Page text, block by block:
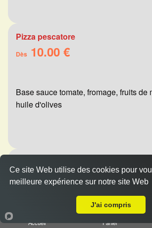
Pizza pescatore
Dès 10.00 €
Base sauce tomate, fromage, fruits de
huile d'olives
Dès10.00 €
Base sauce tomate, fromage, viande
Accueil Panier
Ce site Web utilise des cookies pour
meilleure expérience sur notre site Web
J'ai compris